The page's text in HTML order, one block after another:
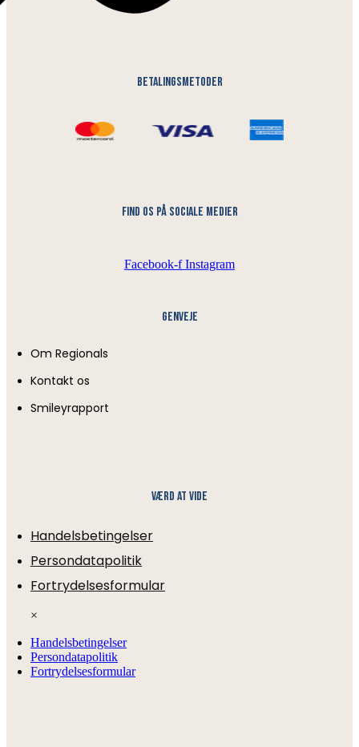
Betalingsmetoder
find os på sociale medier
Facebook-f Instagram
Genveje
Om Regionals
Kontakt os
Smileyrapport
Værd at vide
Handelsbetingelser
Persondatapolitik
Fortrydelsesformular
×
Handelsbetingelser
Persondatapolitik
Fortrydelsesformular